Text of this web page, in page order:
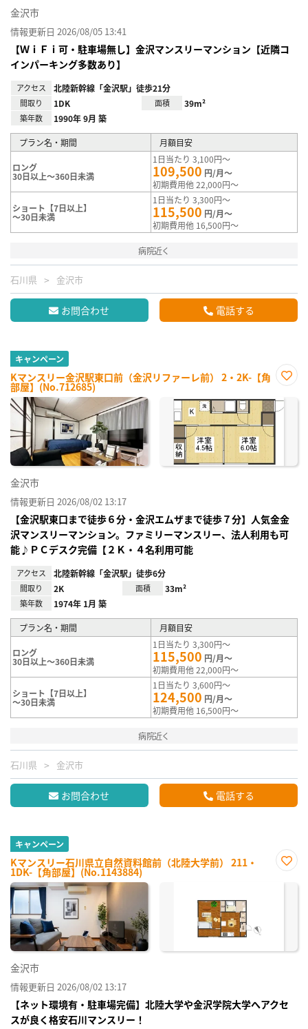
金沢市
情報更新日 2026/08/05 13:41
【ＷｉＦｉ可・駐車場無し】金沢マンスリーマンション【近隣コ
インパーキング多数あり】
アクセス 北陸新幹線「金沢駅」徒歩21分
間取り 1DK 面積 39m²
築年数 1990年 9月 築
プラン名・期間 月額目安
ロング
30日以上～360日未満
1日当たり 3,100円～
109,500 円/月～
初期費用他 22,000円～
ショート【7日以上】
～30日未満
1日当たり 3,300円～
115,500 円/月～
初期費用他 16,500円～
病院近く
石川県 金沢市
お問合わせ 電話する
キャンペーン
Kマンスリー金沢駅東口前（金沢リファーレ前） 2・2K-【角
部屋】(No.712685)
に入
り登
金沢市
情報更新日 2026/08/02 13:17
【金沢駅東口まで徒歩６分・金沢エムザまで徒歩７分】人気金金
沢マンスリーマンション。ファミリーマンスリー、法人利用も可
能♪ＰＣデスク完備【２Ｋ・４名利用可能
アクセス 北陸新幹線「金沢駅」徒歩6分
間取り 2K 面積 33m²
築年数 1974年 1月 築
プラン名・期間 月額目安
ロング
30日以上～360日未満
1日当たり 3,300円～
115,500 円/月～
初期費用他 22,000円～
ショート【7日以上】
～30日未満
1日当たり 3,600円～
124,500 円/月～
初期費用他 16,500円～
病院近く
石川県 金沢市
お問合わせ 電話する
キャンペーン
Kマンスリー石川県立自然資料館前（北陸大学前） 211・
1DK-【角部屋】(No.1143884)
に入
金沢市
情報更新日 2026/08/02 13:17
【ネット環境有・駐車場完備】北陸大学や金沢学院大学へアクセ
スが良く格安石川マンスリー！